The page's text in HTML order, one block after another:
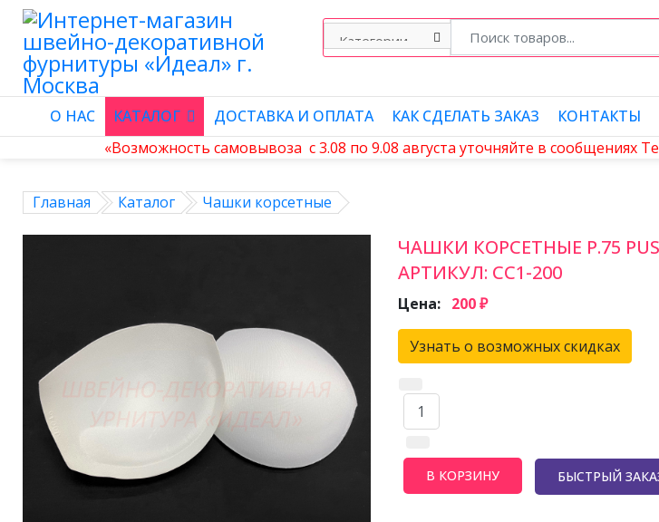
О НАС КАТАЛОГ ДОСТАВКА И ОПЛАТА КАК СДЕЛАТЬ ЗАКАЗ КОНТАКТЫ
«Возможность самовывоза с 3.08 по 9.08 августа уточняйте в сообщениях
Главная Каталог Чашки корсетные
ЧАШКИ КОРСЕТНЫЕ Р.75
АРТИКУЛ: СС1-200
Цена: 200 ₽
Узнать о возможных скидках
БЫСТРЫЙ